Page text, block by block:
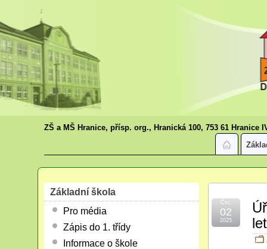
ZŠ a MŠ Hranice, přísp. org., Hranická 100, 753 61 Hranice
Čvc
02
2025
Základní škola
Pro média
Zápis do 1. třídy
Informace o škole